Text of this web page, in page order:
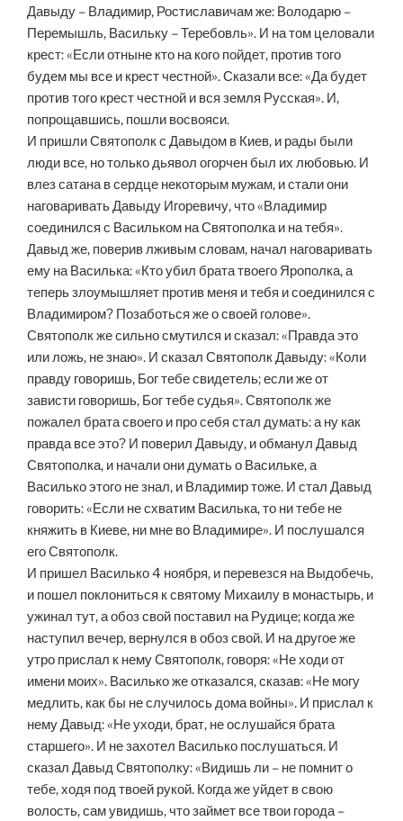
Давыду – Владимир, Ростиславичам же: Володарю –
Перемышль, Васильку – Теребовль». И на том целовали
крест: «Если отныне кто на кого пойдет, против того
будем мы все и крест честной». Сказали все: «Да будет
против того крест честной и вся земля Русская». И,
попрощавшись, пошли восвояси.
И пришли Святополк с Давыдом в Киев, и рады были
люди все, но только дьявол огорчен был их любовью. И
влез сатана в сердце некоторым мужам, и стали они
наговаривать Давыду Игоревичу, что «Владимир
соединился с Васильком на Святополка и на тебя».
Давыд же, поверив лживым словам, начал наговаривать
ему на Василька: «Кто убил брата твоего Ярополка, а
теперь злоумышляет против меня и тебя и соединился с
Владимиром? Позаботься же о своей голове».
Святополк же сильно смутился и сказал: «Правда это
или ложь, не знаю». И сказал Святополк Давыду: «Коли
правду говоришь, Бог тебе свидетель; если же от
зависти говоришь, Бог тебе судья». Святополк же
пожалел брата своего и про себя стал думать: а ну как
правда все это? И поверил Давыду, и обманул Давыд
Святополка, и начали они думать о Васильке, а
Василько этого не знал, и Владимир тоже. И стал Давыд
говорить: «Если не схватим Василька, то ни тебе не
княжить в Киеве, ни мне во Владимире». И послушался
его Святополк.
И пришел Василько 4 ноября, и перевезся на Выдобечь,
и пошел поклониться к святому Михаилу в монастырь, и
ужинал тут, а обоз свой поставил на Рудице; когда же
наступил вечер, вернулся в обоз свой. И на другое же
утро прислал к нему Святополк, говоря: «Не ходи от
имени моих». Василько же отказался, сказав: «Не могу
медлить, как бы не случилось дома войны». И прислал к
нему Давыд: «Не уходи, брат, не ослушайся брата
старшего». И не захотел Василько послушаться. И
сказал Давыд Святополку: «Видишь ли – не помнит о
тебе, ходя под твоей рукой. Когда же уйдет в свою
волость, сам увидишь, что займет все твои города –